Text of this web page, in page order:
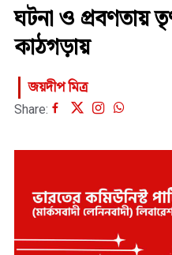
ঘটনা ও প্রবণতায়
কাঠগড়ায়
জয়দীপ মিত্র
Share: